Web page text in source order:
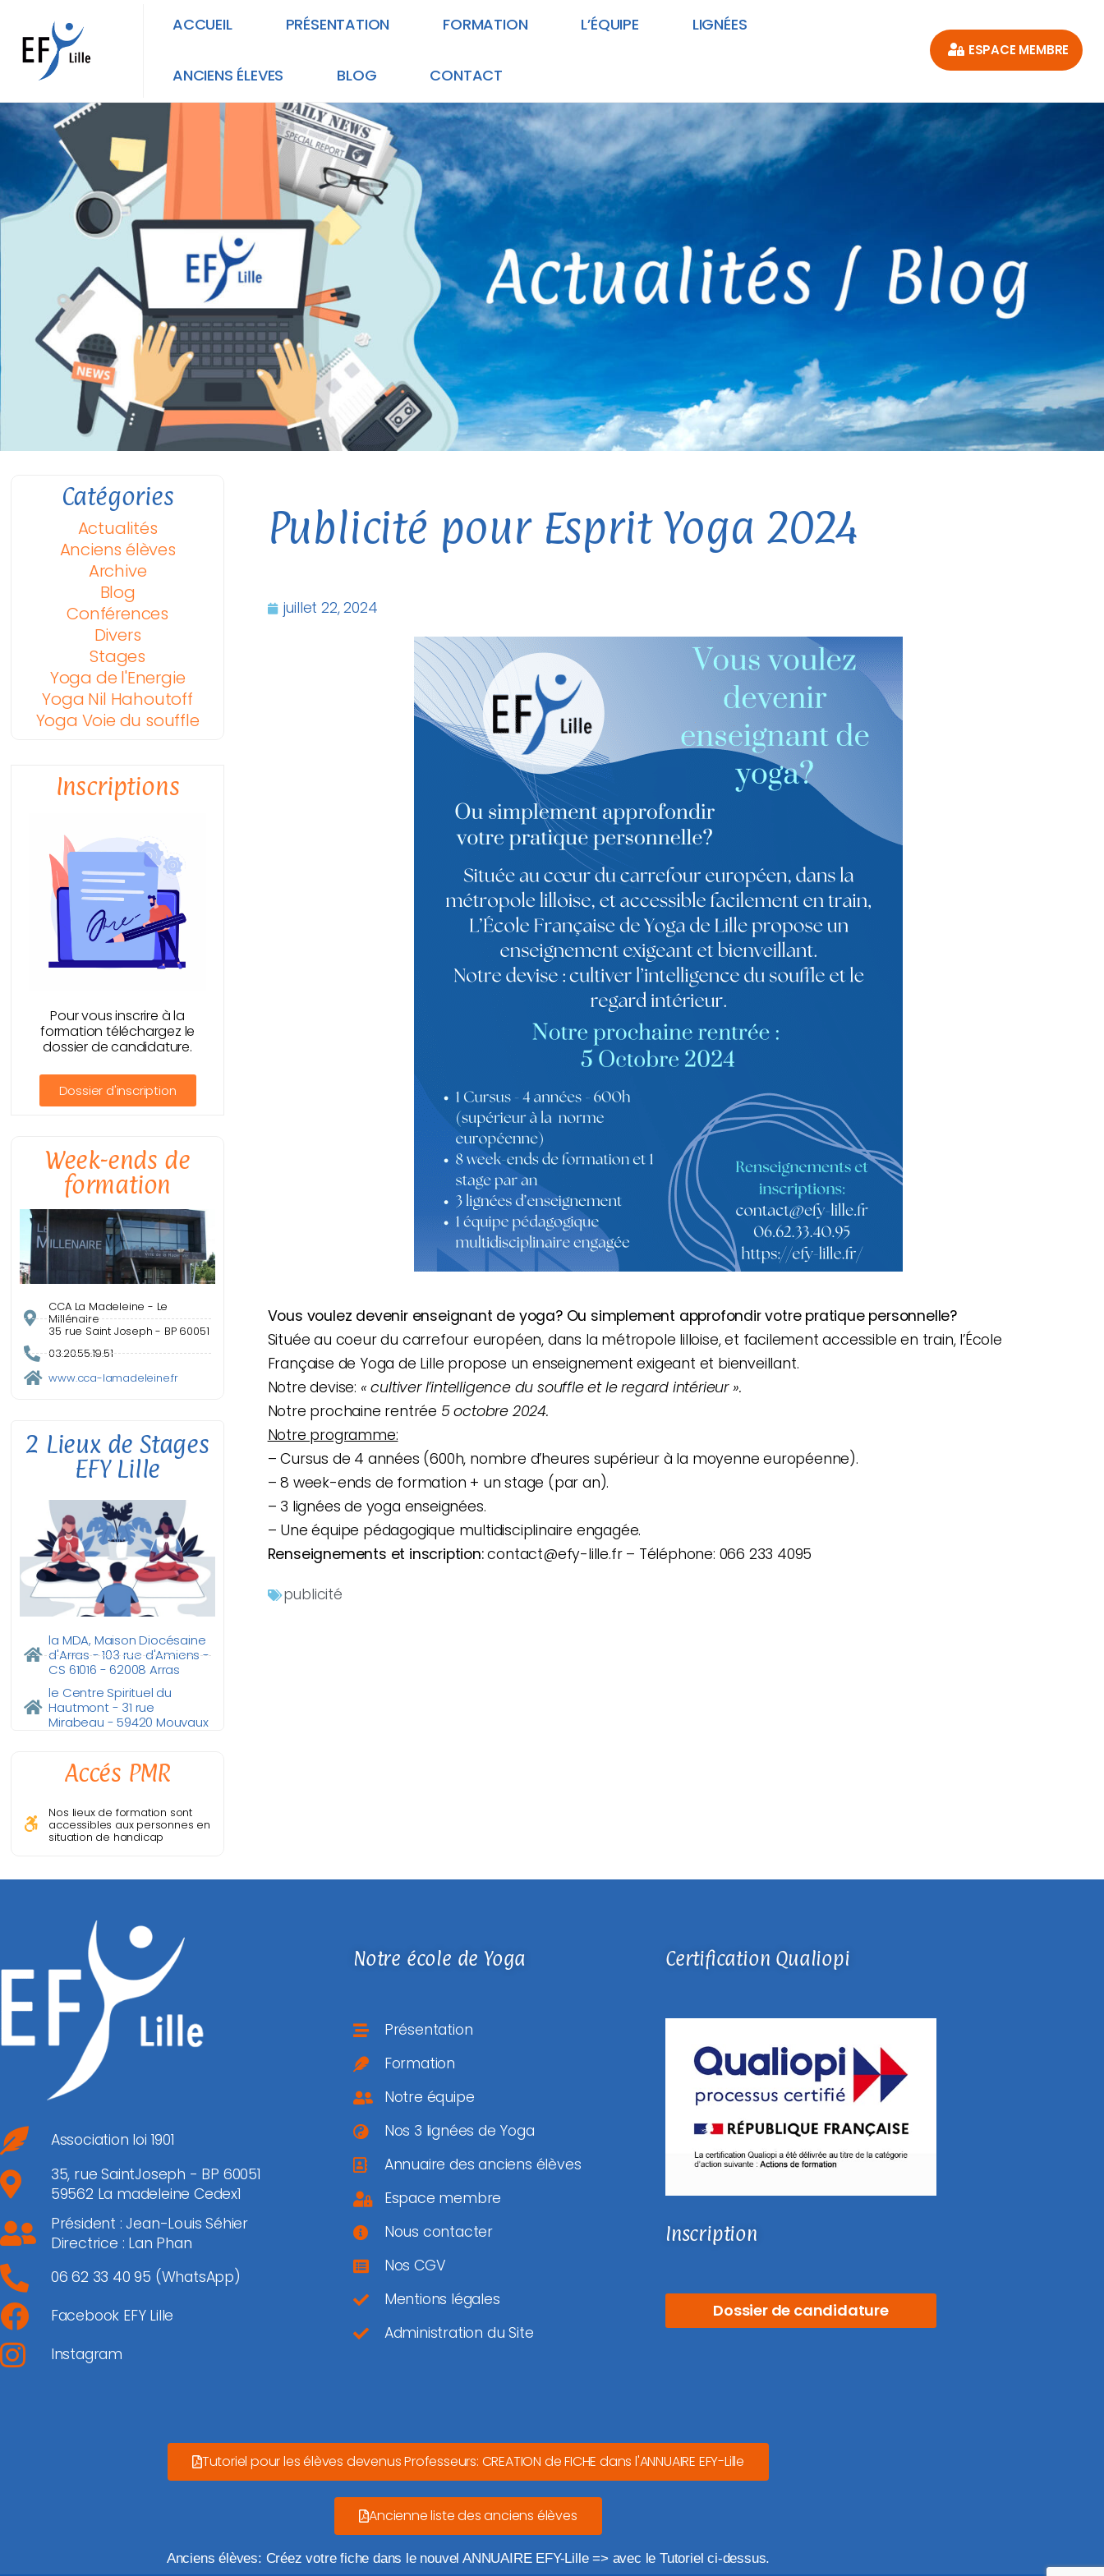
ACCUEIL PRÉSENTATION FORMATION L’ÉQUIPE LIGNÉES
ANCIENS ÉLEVES BLOG CONTACT
ESPACE MEMBRE
Catégories
Actualités
Anciens élèves
Archive
Blog
Conférences
Divers
Stages
Yoga de l'Energie
Yoga Nil Hahoutoff
Yoga Voie du souffle
Inscriptions
Pour vous inscrire à la
formation téléchargez le
dossier de candidature.
Dossier d'inscription
Week-ends de
formation
CCA La Madeleine - Le
Millénaire
35 rue Saint Joseph - BP 60051
03.20.55.19.51
www.cca-lamadeleine.fr
2 Lieux de Stages
EFY Lille
la MDA, Maison Diocésaine
d'Arras - 103 rue d'Amiens -
CS 61016 - 62008 Arras
le Centre Spirituel du
Hautmont - 31 rue
Mirabeau - 59420 Mouvaux
Accés PMR
Nos lieux de formation sont
accessibles aux personnes en
situation de handicap
Publicité pour Esprit Yoga 2024
juillet 22, 2024
Vous voulez devenir enseignant de yoga? Ou simplement approfondir votre pratique personnelle?
Située au coeur du carrefour européen, dans la métropole lilloise, et facilement accessible en train, l’École
Française de Yoga de Lille propose un enseignement exigeant et bienveillant.
Notre devise: « cultiver l’intelligence du souffle et le regard intérieur ».
Notre prochaine rentrée 5 octobre 2024.
Notre programme:
– Cursus de 4 années (600h, nombre d’heures supérieur à la moyenne européenne).
– 8 week-ends de formation + un stage (par an).
– 3 lignées de yoga enseignées.
– Une équipe pédagogique multidisciplinaire engagée.
Renseignements et inscription:contact@efy-lille.fr – Téléphone: 066 233 4095
publicité
Association loi 1901
35, rue SaintJoseph - BP 60051
59562 La madeleine Cedex1
Président : Jean-Louis Séhier
Directrice : Lan Phan
06 62 33 40 95 (WhatsApp)
Facebook EFY Lille
Instagram
Notre école de Yoga
Présentation
Formation
Notre équipe
Nos 3 lignées de Yoga
Annuaire des anciens élèves
Espace membre
Nous contacter
Nos CGV
Mentions légales
Administration du Site
Certification Qualiopi
Inscription
Dossier de candidature
Tutoriel pour les élèves devenus Professeurs: CREATION de FICHE dans l'ANNUAIRE EFY-Lille
Ancienne liste des anciens élèves
Anciens élèves: Créez votre fiche dans le nouvel ANNUAIRE EFY-Lille => avec le Tutoriel ci-dessus.